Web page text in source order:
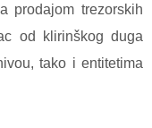
prodajom trezorskih
od klirinškog duga
tako i entitetima